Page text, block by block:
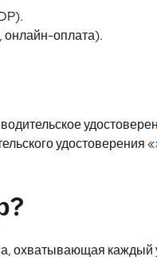
онлайн-оплата).
удостоверения «
охватывающая каждый